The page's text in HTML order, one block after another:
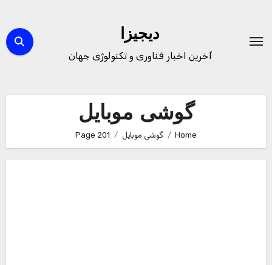
content
دیجیزا
آخرین اخبار فناوری و تکنولوژی جهان
گوشی موبایل
Home گوشی موبایل Page 201